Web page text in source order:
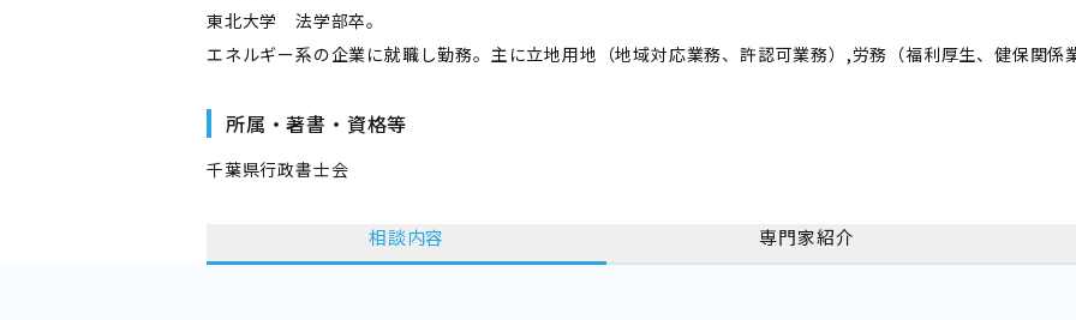
東北大学 法学部卒。
エネルギー系の企業に就職し勤務。主に立地用地（地域対応業務、許認可業務）,労務（福利厚生、健保関係
所属・著書・資格等
千葉県行政書士会
相談内容 専門家紹介